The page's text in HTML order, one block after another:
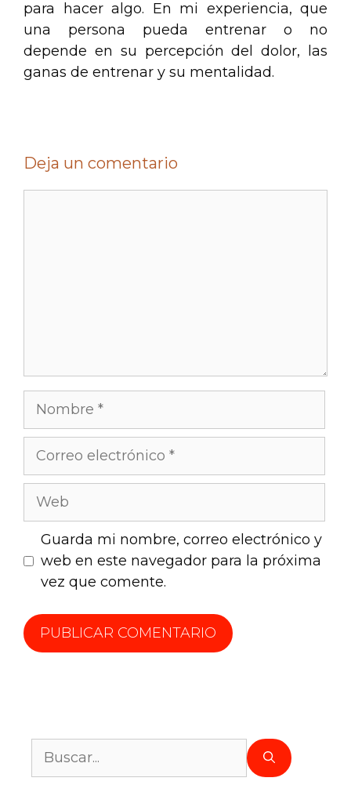
para hacer algo. En mi experiencia, que
una persona pueda entrenar o no
depende en su percepción del dolor, las
ganas de entrenar y su mentalidad.
Deja un comentario
Guarda mi nombre, correo electrónico y
web en este navegador para la próxima
vez que comente.